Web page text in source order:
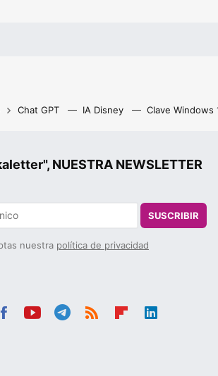
Chat GPT IA Disney Clave Windows
NUESTRA NEWSLETTER
SUSCRIBIR
nuestra política de privacidad